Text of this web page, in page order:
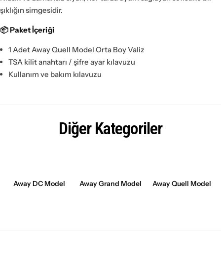
şıklığın simgesidir.
📦 Paket İçeriği
1 Adet Away Quell Model Orta Boy Valiz
TSA kilit anahtarı / şifre ayar kılavuzu
Kullanım ve bakım kılavuzu
Diğer Kategoriler
Away DC Model Away Grand Model Away Quell Model